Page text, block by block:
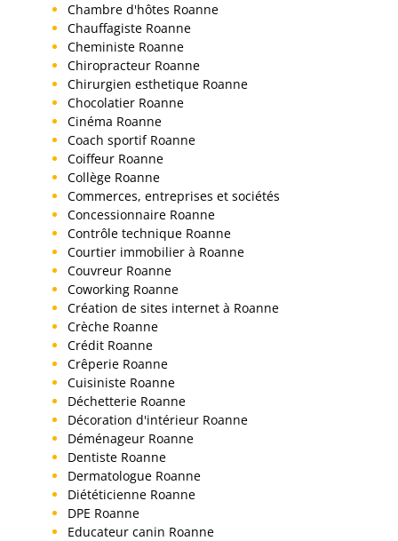
Chambre d'hôtes Roanne
Chauffagiste Roanne
Cheministe Roanne
Chiropracteur Roanne
Chirurgien esthetique Roanne
Chocolatier Roanne
Cinéma Roanne
Coach sportif Roanne
Coiffeur Roanne
Collège Roanne
Commerces, entreprises et sociétés
Concessionnaire Roanne
Contrôle technique Roanne
Courtier immobilier à Roanne
Couvreur Roanne
Coworking Roanne
Création de sites internet à Roanne
Crèche Roanne
Crédit Roanne
Crêperie Roanne
Cuisiniste Roanne
Déchetterie Roanne
Décoration d'intérieur Roanne
Déménageur Roanne
Dentiste Roanne
Dermatologue Roanne
Diététicienne Roanne
DPE Roanne
Educateur canin Roanne